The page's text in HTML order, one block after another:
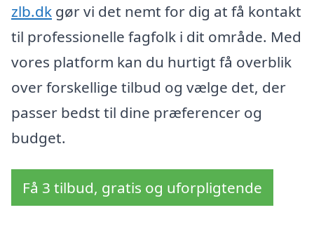
zlb.dk gør vi det nemt for dig at få kontakt
til professionelle fagfolk i dit område. Med
vores platform kan du hurtigt få overblik
over forskellige tilbud og vælge det, der
passer bedst til dine præferencer og
budget.
Få 3 tilbud, gratis og uforpligtende